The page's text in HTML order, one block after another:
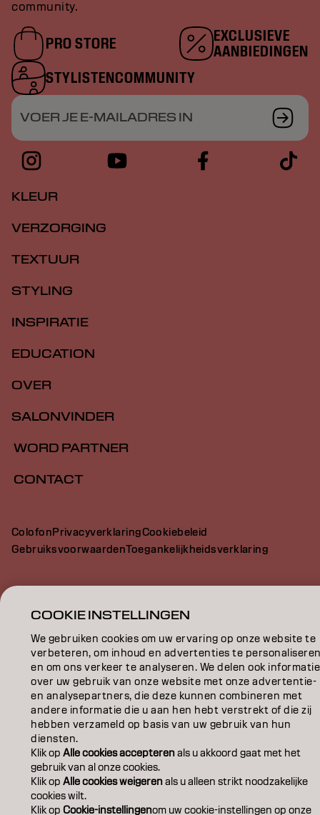
community.
PRO STORE
EXCLUSIEVE
AANBIEDINGEN
STYLISTENCOMMUNITY
VOER JE E-MAILADRES IN
KLEUR
VERZORGING
TEXTUUR
STYLING
INSPIRATIE
EDUCATION
OVER
SALONVINDER
WORD PARTNER
CONTACT
ColofonPrivacyverklaringCookiebeleid
GebruiksvoorwaardenToegankelijkheidsverklaring
Goldwell is part of
COOKIE INSTELLINGEN
We gebruiken cookies om uw ervaring op onze website te
verbeteren, om inhoud en advertenties te
en om ons verkeer te analyseren. We delen ook informatie
over uw gebruik van onze website met onze advertentie-
en analysepartners, die deze kunnen combineren met
andere informatie die u aan hen hebt verstrekt of die zij
hebben verzameld op basis van uw gebruik van hun
diensten.
Klik opAlle cookies accepterenals u akkoord gaat met het
gebruik van al onze cookies.
Klik opAlle cookies weigerenals u alleen strikt noodzakelijke
cookies wilt.
Klik opCookie-instellingenom uw cookie-instellingen op onze